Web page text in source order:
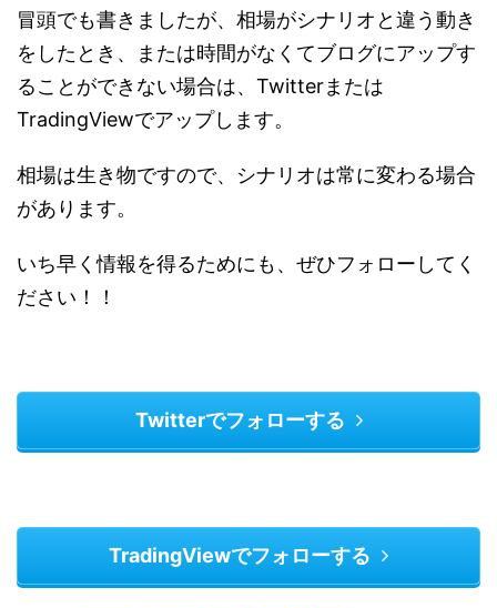
冒頭でも書きましたが、相場がシナリオと違う動き
をしたとき、または時間がなくてブログにアップす
ることができない場合は、Twitterまたは
TradingViewでアップします。
相場は生き物ですので、シナリオは常に変わる場合
があります。
いち早く情報を得るためにも、ぜひフォローしてく
ださい！！
Twitterでフォローする
TradingViewでフォローする